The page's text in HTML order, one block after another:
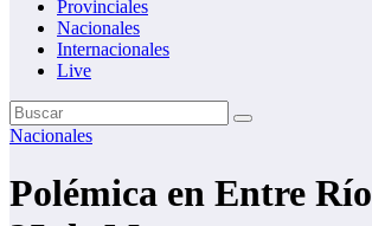
Provinciales
Nacionales
Internacionales
Live
Nacionales
Polémica en Entre